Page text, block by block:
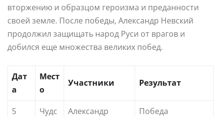
вторжению и образцом героизма и преданности
своей земле. После победы, Александр Невский
продолжил защищать народ Руси от врагов и
добился еще множества великих побед.
Дат
а
Мест
о
Участники Результат
5
Чудс
Александр
Победа